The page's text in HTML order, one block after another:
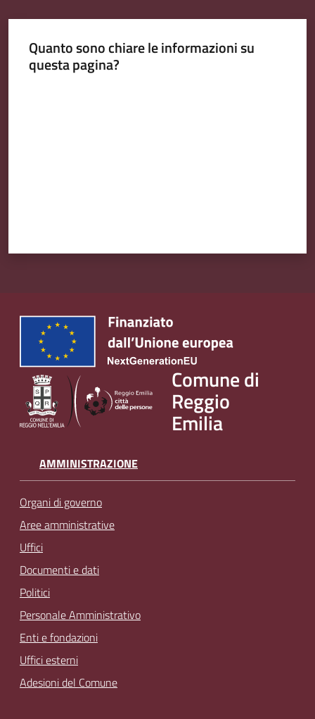
Quanto sono chiare le informazioni su
questa pagina?
Comune di
Reggio
Emilia
AMMINISTRAZIONE
Organi di governo
Aree amministrative
Uffici
Documenti e dati
Politici
Personale Amministrativo
Enti e fondazioni
Uffici esterni
Adesioni del Comune